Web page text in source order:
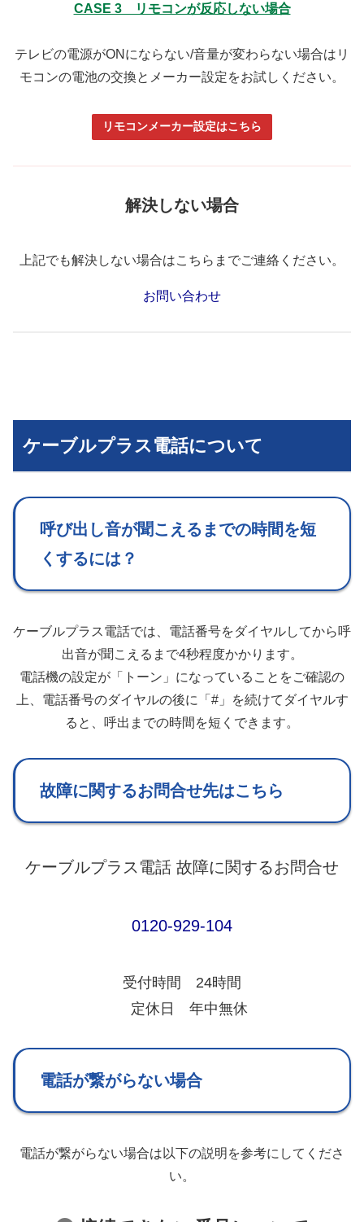
CASE 3 リモコンが反応しない場合
テレビの電源がONにならない/音量が変わらない場合はリ
モコンの電池の交換とメーカー設定をお試しください。
リモコンメーカー設定はこちら
解決しない場合
上記でも解決しない場合はこちらまでご連絡ください。
お問い合わせ
ケーブルプラス電話について
呼び出し音が聞こえるまでの時間を短
くするには？
ケーブルプラス電話では、電話番号をダイヤルしてから呼
出音が聞こえるまで4秒程度かかります。
電話機の設定が「トーン」になっていることをご確認の
上、電話番号のダイヤルの後に「#」を続けてダイヤルす
ると、呼出までの時間を短くできます。
故障に関するお問合せ先はこちら
ケーブルプラス電話 故障に関するお問合せ
0120-929-104
受付時間 24時間
定休日 年中無休
電話が繋がらない場合
電話が繋がらない場合は以下の説明を参考にしてくださ
い。